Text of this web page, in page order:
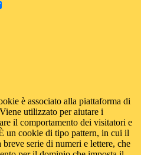
è associato alla piattaforma di
utilizzato per aiutare i
il comportamento dei visitatori e
un cookie di tipo pattern, in cui il
serie di numeri e lettere, che